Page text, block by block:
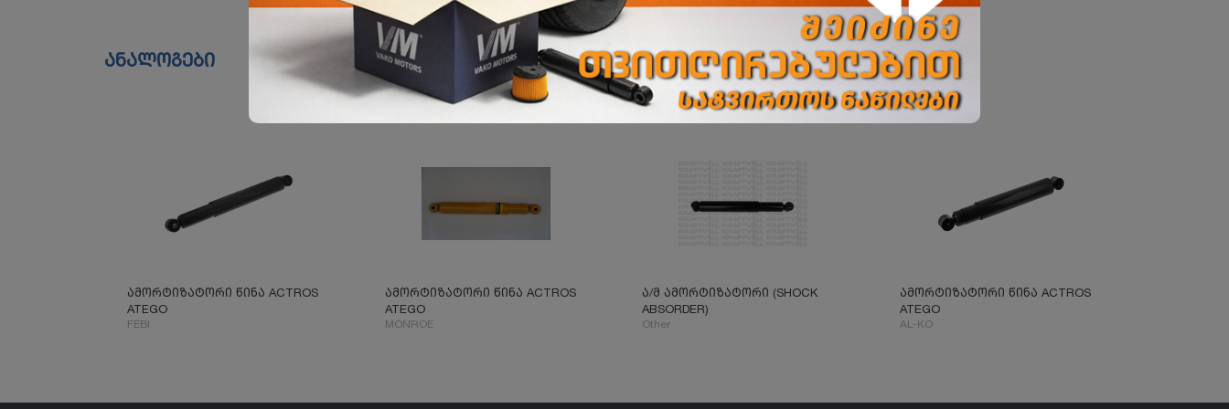
ანალოგები
ამორტიზატორი წინა ACTROS
ATEGO
FEBI
ამორტიზატორი წინა ACTROS
ATEGO
MONROE
ა/მ ამორტიზატორი (SHOCK
ABSORDER)
Other
ამორტიზატორი წინა ACTROS
ATEGO
AL-KO